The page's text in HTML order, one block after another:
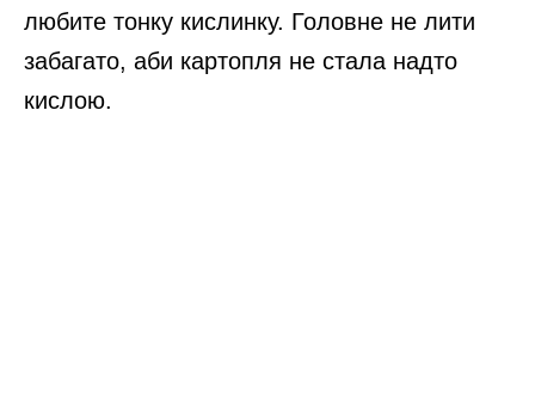
любите тонку кислинку. Головне не лити
забагато, аби картопля не стала надто
кислою.